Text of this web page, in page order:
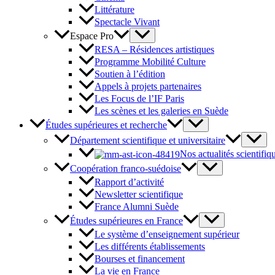
Littérature
Spectacle Vivant
Espace Pro
RESA – Résidences artistiques
Programme Mobilité Culture
Soutien à l’édition
Appels à projets partenaires
Les Focus de l’IF Paris
Les scènes et les galeries en Suède
Études supérieures et recherche
Département scientifique et universitaire
Nos actualités
Coopération franco-suédoise
Rapport d’activité
Newsletter scientifique
France Alumni Suède
Études supérieures en France
Le système d’enseignement supérieur
Les différents établissements
Bourses et financement
La vie en France